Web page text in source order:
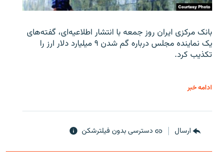
بانک مرکزی ایران روز جمعه با انتشار اطلاعیه‌ای، گفته‌های
یک نماینده مجلس درباره گم شدن ۹ میلیارد دلار ارز را
تکذیب کرد.
ادامه خبر
ارسال دسترسی بدون فیلترشکن